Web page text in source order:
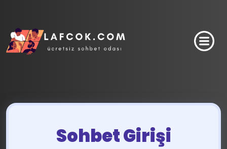
Sohbet Girişi